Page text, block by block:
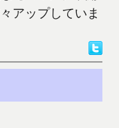
アップしていま